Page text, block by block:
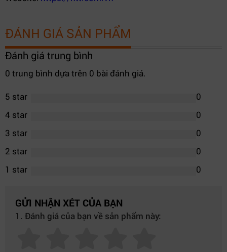
ĐÁNH GIÁ SẢN PHẨM
Đánh giá trung bình
0 trung bình dựa trên 0 bài đánh giá.
5 star
0
4 star
0
3 star
0
2 star
0
1 star
0
GỬI NHẬN XÉT CỦA BẠN
1. Đánh giá của bạn về sản phẩm này: